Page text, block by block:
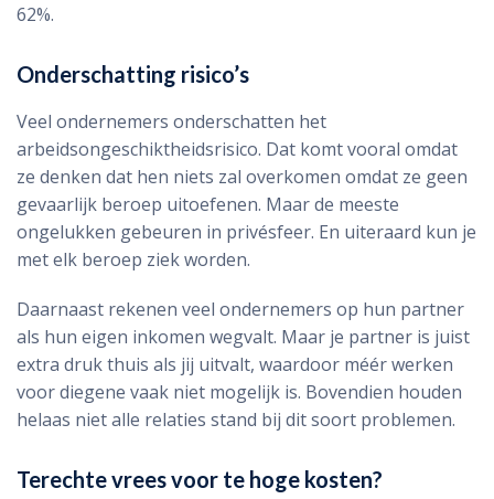
62%.
Onderschatting risico’s
Veel ondernemers onderschatten het
arbeidsongeschiktheidsrisico. Dat komt vooral omdat
ze denken dat hen niets zal overkomen omdat ze geen
gevaarlijk beroep uitoefenen. Maar de meeste
ongelukken gebeuren in privésfeer. En uiteraard kun je
met elk beroep ziek worden.
Daarnaast rekenen veel ondernemers op hun partner
als hun eigen inkomen wegvalt. Maar je partner is juist
extra druk thuis als jij uitvalt, waardoor méér werken
voor diegene vaak niet mogelijk is. Bovendien houden
helaas niet alle relaties stand bij dit soort problemen.
Terechte vrees voor te hoge kosten?